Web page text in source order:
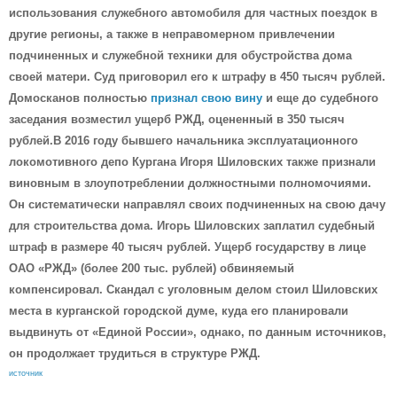
использования служебного автомобиля для частных поездок в
другие регионы, а также в неправомерном привлечении
подчиненных и служебной техники для обустройства дома
своей матери. Суд приговорил его к штрафу в 450 тысяч рублей.
Домосканов полностью признал свою вину и еще до судебного
заседания возместил ущерб РЖД, оцененный в 350 тысяч
рублей.В 2016 году бывшего начальника эксплуатационного
локомотивного депо Кургана Игоря Шиловских также признали
виновным в злоупотреблении должностными полномочиями.
Он систематически направлял своих подчиненных на свою дачу
для строительства дома. Игорь Шиловских заплатил судебный
штраф в размере 40 тысяч рублей. Ущерб государству в лице
ОАО «РЖД» (более 200 тыс. рублей) обвиняемый
компенсировал. Скандал с уголовным делом стоил Шиловских
места в курганской городской думе, куда его планировали
выдвинуть от «Единой России», однако, по данным источников,
он продолжает трудиться в структуре РЖД.
источник